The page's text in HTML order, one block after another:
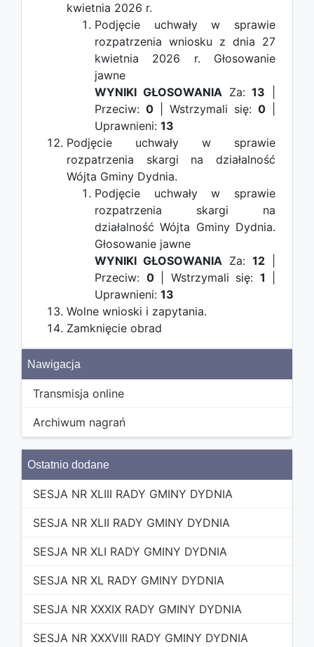
kwietnia 2026 r.
Podjęcie uchwały w sprawie
rozpatrzenia wniosku z dnia 27
kwietnia 2026 r. Głosowanie
jawne
WYNIKI GŁOSOWANIAZa:13
Przeciw: 0 | Wstrzymali się: 0
Uprawnieni: 13
Podjęcie uchwały w sprawie
rozpatrzenia skargi na działalność
Wójta Gminy Dydnia.
Podjęcie uchwały w sprawie
rozpatrzenia skargi na
działalność Wójta Gminy Dydnia.
Głosowanie jawne
WYNIKI GŁOSOWANIA Za: 12
Przeciw: 0| Wstrzymali się: 1
Uprawnieni: 13
Wolne wnioski i zapytania.
Zamknięcie obrad
Nawigacja
Transmisja online
Archiwum nagrań
Ostatnio dodane
SESJA NR XLIII RADY GMINY DYDNIA
SESJA NR XLII RADY GMINY DYDNIA
SESJA NR XLI RADY GMINY DYDNIA
SESJA NR XL RADY GMINY DYDNIA
SESJA NR XXXIX RADY GMINY DYDNIA
SESJA NR XXXVIII RADY GMINY DYDNIA